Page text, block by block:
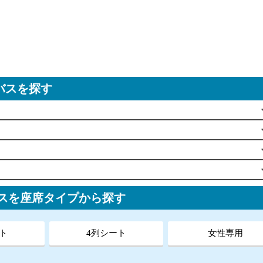
スを探す
を座席タイプから探す
4列シート 女性専用